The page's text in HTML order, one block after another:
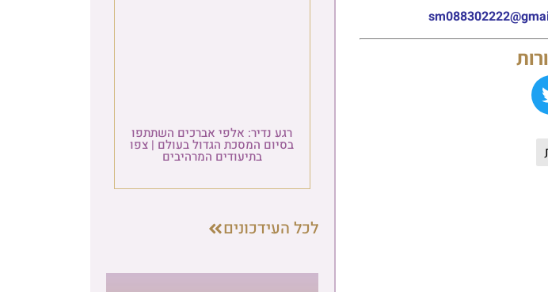
רגע נדיר: אלפי אברכים השתתפו
בסיום המסכת הגדול בעולם | צפו
בתיעודים המרהיבים
לכל העידכונים